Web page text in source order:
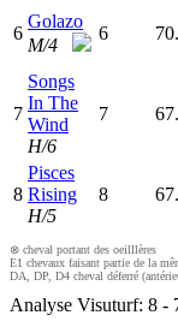
6
Golazo
M/4
6
7
Songs
In The
Wind
H/6
7
8
Pisces
Rising
H/5
8
⊗ cheval portant des oeilllères
E1 chevaux faisant partie de la
DA, DP, D4 cheval déferré
Analyse Visuturf: 8 -